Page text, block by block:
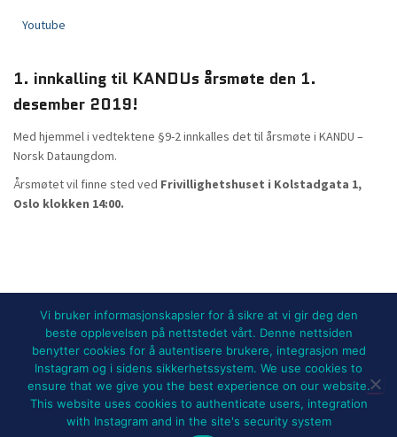
Youtube
1. innkalling til KANDUs årsmøte den 1.
desember 2019!
Med hjemmel i vedtektene §9-2 innkalles det til årsmøte i KANDU –
Norsk Dataungdom.
Årsmøtet vil finne sted ved Frivillighetshuset i Kolstadgata 1,
Oslo klokken 14:00.
NYHETER BLI MEDLEM! UTSTYRSLEIE
ARRANGEMENTER OG PROSJEKTER FOR MEDLEMMER OM KANDU
Hestia | Developed by ThemeIsle
Vi bruker informasjonskapsler for å sikre at vi gir deg den
beste opplevelsen på nettstedet vårt. Denne nettsiden
benytter cookies for å autentisere brukere, integrasjon med
Instagram og i sidens sikkerhetssystem. We use cookies to
ensure that we give you the best experience on our website.
This website uses cookies to authenticate users, integration
with Instagram and in the site's security system